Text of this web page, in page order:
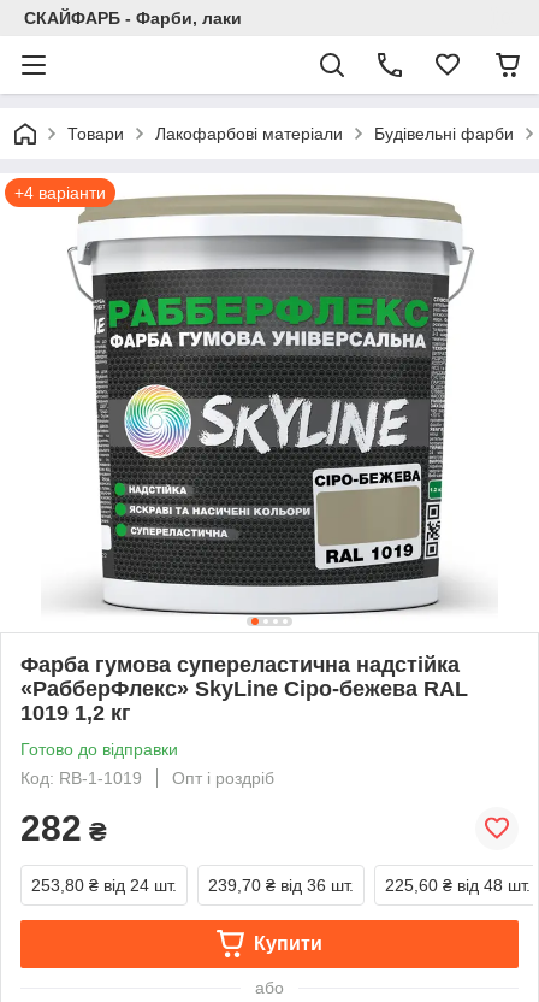
СКАЙФАРБ - Фарби, лаки
Товари Лакофарбові матеріали Будівельні фарби
+4 варіанти
Фарба гумова супереластична надстійка
«РабберФлекс» SkyLine Сіро-бежева RAL
1019 1,2 кг
Готово до відправки
Код: RB-1-1019
Опт і роздріб
282 ₴
253,80 ₴ від 24 шт. 239,70 ₴ від 36 шт. 225,60 ₴ від 48 шт.
Купити
або